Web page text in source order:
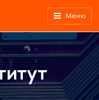
Меню